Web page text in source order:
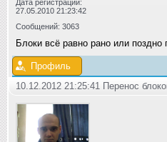
Дата регистрации:
27.05.2010 21:23:42
Сообщений: 3063
Блоки всё равно рано или поздно
Профиль
10.12.2012 21:25:41 Перенос